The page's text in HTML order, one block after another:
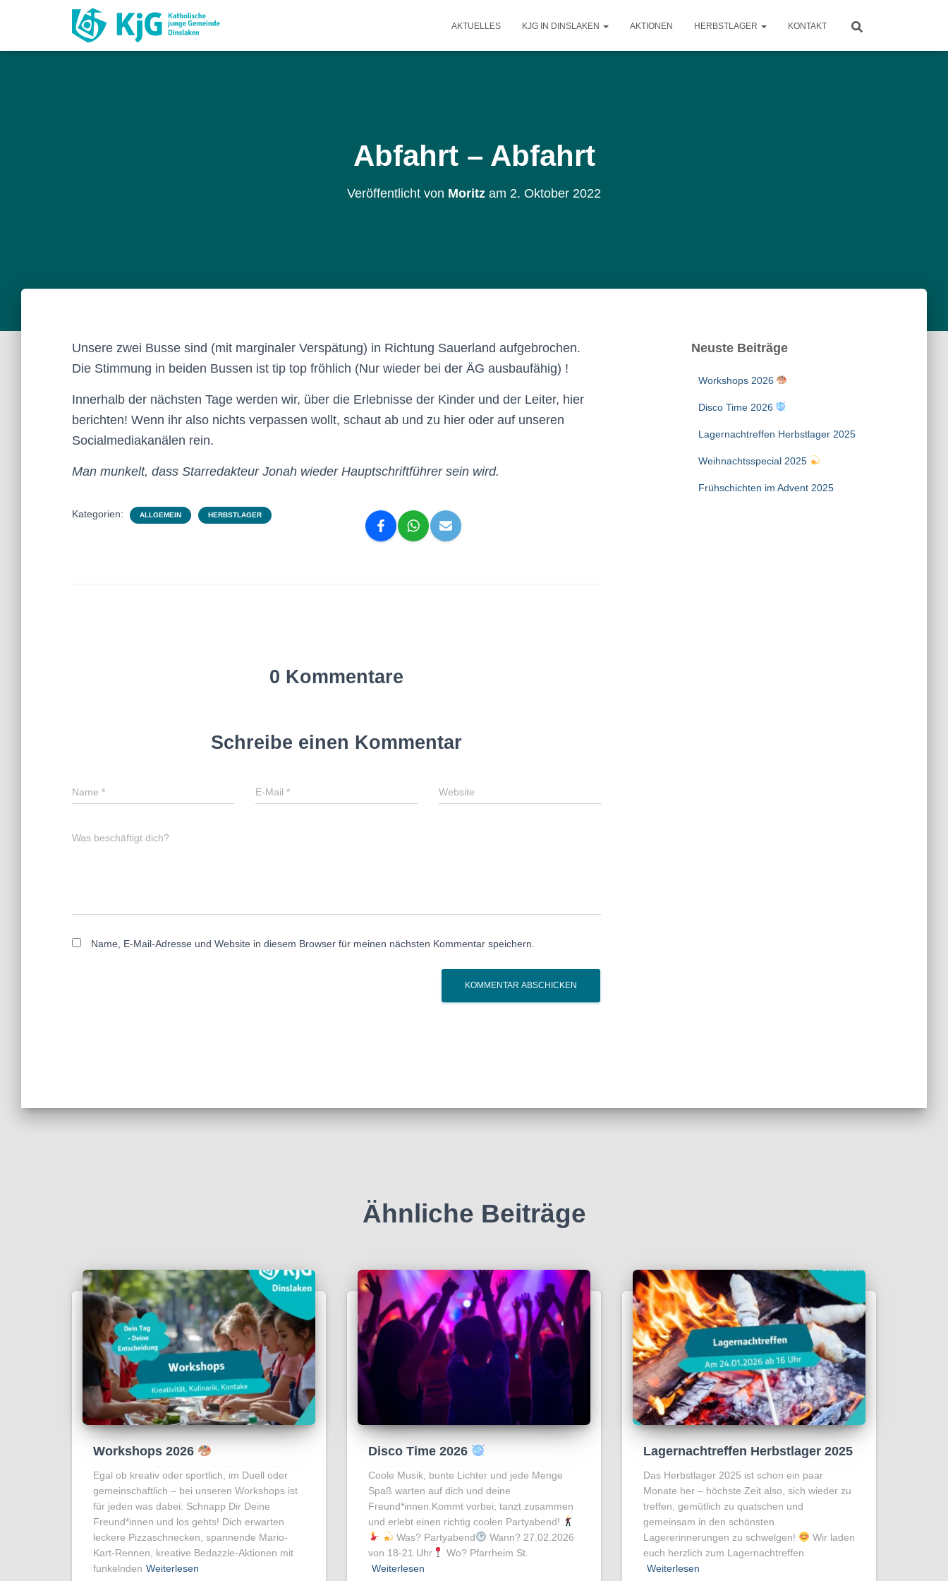
AKTUELLES KJG IN DINSLAKEN AKTIONEN HERBSTLAGER KONTAKT
Abfahrt – Abfahrt
Veröffentlicht von Moritz am 2. Oktober 2022
Unsere zwei Busse sind (mit marginaler Verspätung) in Richtung Sauerland aufgebrochen.
Die Stimmung in beiden Bussen ist tip top fröhlich (Nur wieder bei der ÄG ausbaufähig) !
Innerhalb der nächsten Tage werden wir, über die Erlebnisse der Kinder und der Leiter, hier
berichten! Wenn ihr also nichts verpassen wollt, schaut ab und zu hier oder auf unseren
Socialmediakanälen rein.
Man munkelt, dass Starredakteur Jonah wieder Hauptschriftführer sein wird.
Kategorien: ALLGEMEIN HERBSTLAGER
0 Kommentare
Schreibe einen Kommentar
Name * E-Mail * Website
Was beschäftigt dich?
Name, E-Mail-Adresse und Website in diesem Browser für meinen nächsten Kommentar speichern.
Neuste Beiträge
Workshops 2026
Disco Time 2026
Lagernachtreffen Herbstlager 2025
Weihnachtsspecial 2025
Frühschichten im Advent 2025
Ähnliche Beiträge
Workshops 2026
Egal ob kreativ oder sportlich, im Duell oder
gemeinschaftlich – bei unseren Workshops ist
für jeden was dabei. Schnapp Dir Deine
Freund*innen und los gehts! Dich erwarten
leckere Pizzaschnecken, spannende Mario-
Kart-Rennen, kreative Bedazzle-Aktionen mit
funkelnden Weiterlesen
Disco Time 2026
Coole Musik, bunte Lichter und jede Menge
Spaß warten auf dich und deine
Freund*innen.Kommt vorbei, tanzt zusammen
und erlebt einen richtig coolen Partyabend!
Was? Partyabend
Wann? 27.02.2026
von 18-21 Uhr
Wo? Pfarrheim St.
Weiterlesen
Lagernachtreffen Herbstlager 2025
Das Herbstlager 2025 ist schon ein paar
Monate her – höchste Zeit also, sich wieder zu
treffen, gemütlich zu quatschen und
gemeinsam in den schönsten
Lagererinnerungen zu schwelgen!
Wir laden
euch herzlich zum Lagernachtreffen
Weiterlesen